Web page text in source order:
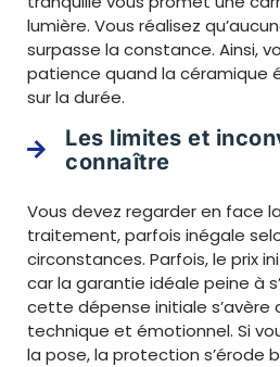
lumière. Vous réalisez
surpasse la constance. Ainsi,
patience quand la céramique
sur la durée.
Les limites et
connaître
Vous devez regarder en face
traitement, parfois inégale
circonstances. Parfois, le prix
car la garantie idéale peine à
cette dépense initiale s’avère
technique et émotionnel. Si
la pose, la protection s’érode